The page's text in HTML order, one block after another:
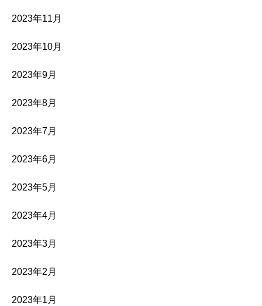
2023年11月
2023年10月
2023年9月
2023年8月
2023年7月
2023年6月
2023年5月
2023年4月
2023年3月
2023年2月
2023年1月